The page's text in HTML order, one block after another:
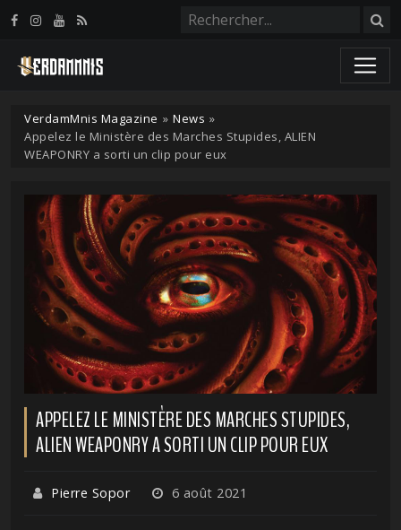
VerdamMnis Magazine » News »
Appelez le Ministère des Marches Stupides, ALIEN
WEAPONRY a sorti un clip pour eux
APPELEZ LE MINISTÈRE DES MARCHES STUPIDES,
ALIEN WEAPONRY A SORTI UN CLIP POUR EUX
Pierre Sopor 6 août 2021
Panneau de gestion des cookies